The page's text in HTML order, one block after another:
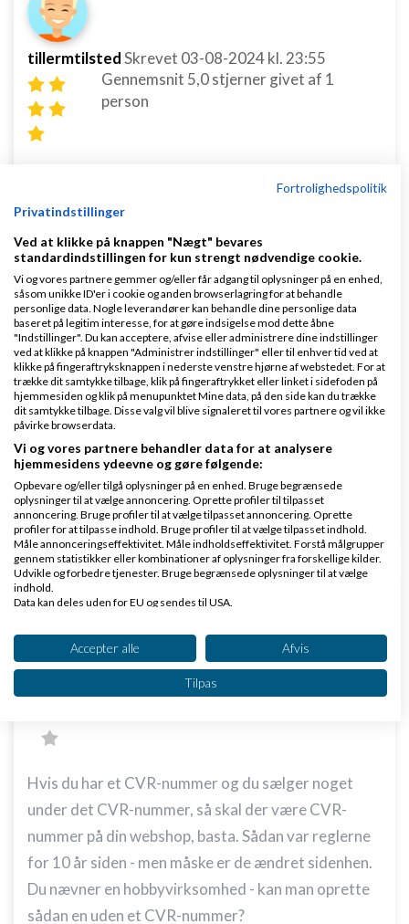
tillermtilstedSkrevet 03-08-2024kl. 23:55
Gennemsnit 5,0stjerner givet af 1
person
Er der en grund til at du vil have din egen webshop.
Er det ikke bedre bare at saelge som privat gennem
for eksempelfacebookmarked, etzy eller lignende
platforme som er lavet specielt til at private kan
saelge deres egne ting.
Udover at du slipper for alt boevlet med at have en
webshop, har det den fordel at disse platforme i
forvejen har en kunde base som kan finde dig hvis du
laver noget de soeger efter.
Saa kan du altid lave en webshop senere hvis det
gaar saa godt at du vil leve af det.
Svar
PoulMMSkrevet09-08-2024kl. 19:41
Hvis du har et CVR-nummer og du sælger noget
under det CVR-nummer, så skal der være CVR-
nummer på din webshop, basta. Sådan var reglerne
for 10 år siden - men måske er de ændret sidenhen.
Du nævner en hobbyvirksomhed - kan man oprette
sådan en uden et CVR-nummer?
Fortrolighedspolitik
Privatindstillinger
Ved at klikke på knappen "Nægt" bevares
standardindstillingen for kun strengt nødvendige cookie.
Vi og vores partnere gemmer og/eller får adgang til oplysninger på en enhed,
såsom unikke ID'er i cookie og anden browserlagring for at behandle
personlige data. Nogle leverandører kan behandle dine personlige data
baseret på legitim interesse, for at gøre indsigelse mod dette åbne
"Indstillinger". Du kan acceptere, afvise eller administrere dine indstillinger
ved at klikke på knappen "Administrer indstillinger" eller til enhver tid ved at
klikke på fingeraftryksknappen i nederste venstre hjørne af webstedet. For at
trække dit samtykke tilbage, klik på fingeraftrykket eller linket i sidefoden på
hjemmesiden og klik på menupunktet Mine data, på den side kan du trække
dit samtykke tilbage. Disse valg vil blive signaleret til vores partnere og vil ikke
påvirke browserdata.
Vi og vores partnere behandler data for at analysere
hjemmesidens ydeevne og gøre følgende:
Opbevare og/eller tilgå oplysninger på en enhed. Bruge begrænsede
oplysninger til at vælge annoncering. Oprette profiler til tilpasset
annoncering. Bruge profiler til at vælge tilpasset annoncering. Oprette
profiler for at tilpasse indhold. Bruge profiler til at vælge tilpasset indhold.
Måle annonceringseffektivitet. Måle indholdseffektivitet. Forstå målgrupper
gennem statistikker eller kombinationer af oplysninger fra forskellige kilder.
Udvikle og forbedre tjenester. Bruge begrænsede oplysninger til at vælge
indhold.
Data kan deles uden for EU og sendes til USA.
Se partnerliste (2 IAB-leverandører)
Vi bruger dine data til følgende formål:
IAB's behandlingsformål:
enhed
Bruge begrænsede oplysninger til at vælge
annoncering
Oprette profiler til tilpasset annoncering
Bruge profiler til at vælge tilpasset
annoncering
Oprette profiler for at tilpasse indhold
Accepter alle Afvis
Tilpas